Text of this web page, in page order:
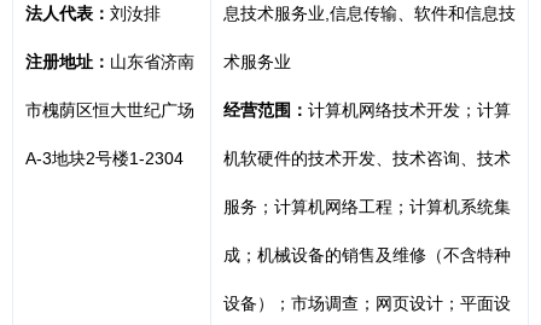
法人代表： 刘汝排
注册地址： 山东省济南
市槐荫区恒大世纪广场
A-3地块2号楼1-2304
息技术服务业,信息传输、软件和信息技
术服务业
经营范围： 计算机网络技术开发；计算
机软硬件的技术开发、技术咨询、技术
服务；计算机网络工程；计算机系统集
成；机械设备的销售及维修（不含特种
设备）；市场调查；网页设计；平面设